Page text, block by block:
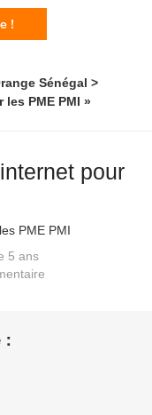
!
Sénégal
PME PMI »
pour
PME PMI
5 ans